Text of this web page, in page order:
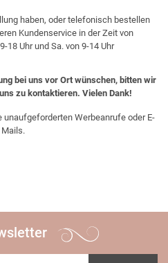
haben, oder telefonisch bestellen
Kundenservice in der Zeit von
18 Uhr und Sa. von 9-14 Uhr
bei uns vor Ort wünschen, bitten wir
zu kontaktieren. Vielen Dank!
unaufgeforderten Werbeanrufe oder E-
Mails.